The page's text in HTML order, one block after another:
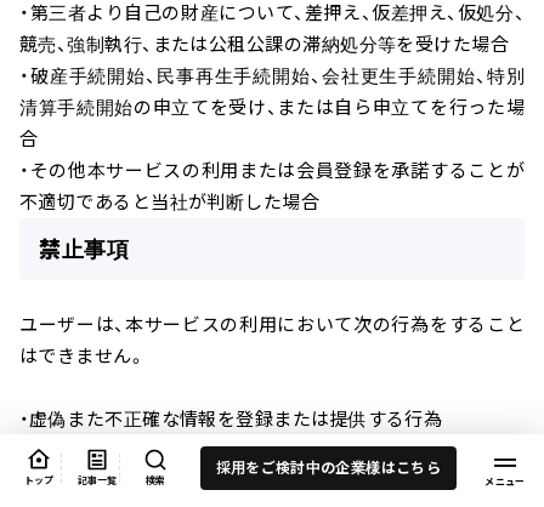
トップ 記事一覧 検索
採用をご検討中の企業様はこちら
・第三者より自己の財産について、差押え、仮差押え、仮処分、
競売、強制執行、または公租公課の滞納処分等を受けた場合
・破産手続開始、民事再生手続開始、会社更生手続開始、特別
清算手続開始の申立てを受け、または自ら申立てを行った場
合
・その他本サービスの利用または会員登録を承諾することが
不適切であると当社が判断した場合
禁止事項
ユーザーは、本サービスの利用において次の行為をすること
はできません。
・虚偽また不正確な情報を登録または提供する行為
・一人で複数のアカウントを登録する行為、複数のユーザー
で一つのアカウントを共同利用する行為、他のユーザーのア